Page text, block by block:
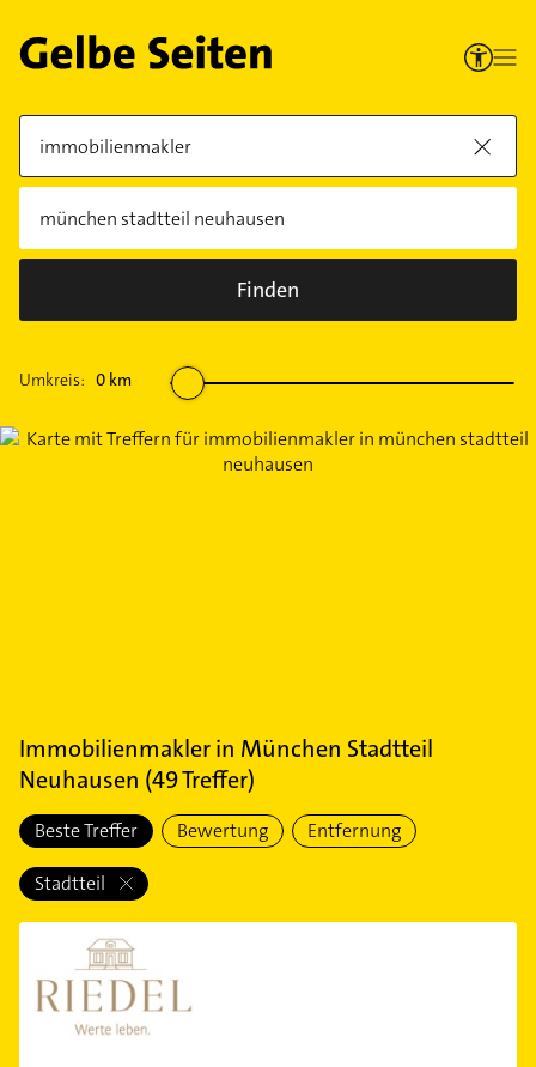
Finden
Umkreis: 0 km
Immobilienmaklerin München Stadtteil
Neuhausen (49Treffer)
Beste Treffer Bewertung Entfernung
Stadtteil